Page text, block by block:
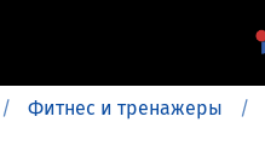
Фитнес и тренажеры